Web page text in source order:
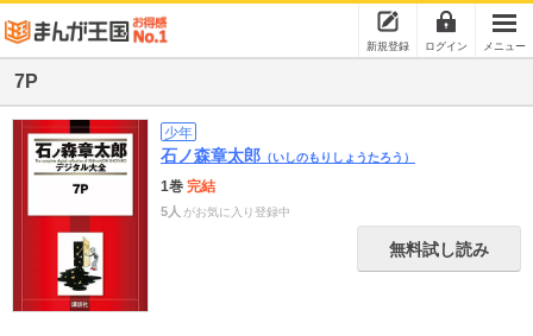
新規登録 ログイン メニュー
7P
少年
石ノ森章太郎 （いしのもりしょうたろう）
1巻 完結
5人 がお気に入り登録中
無料試し読み